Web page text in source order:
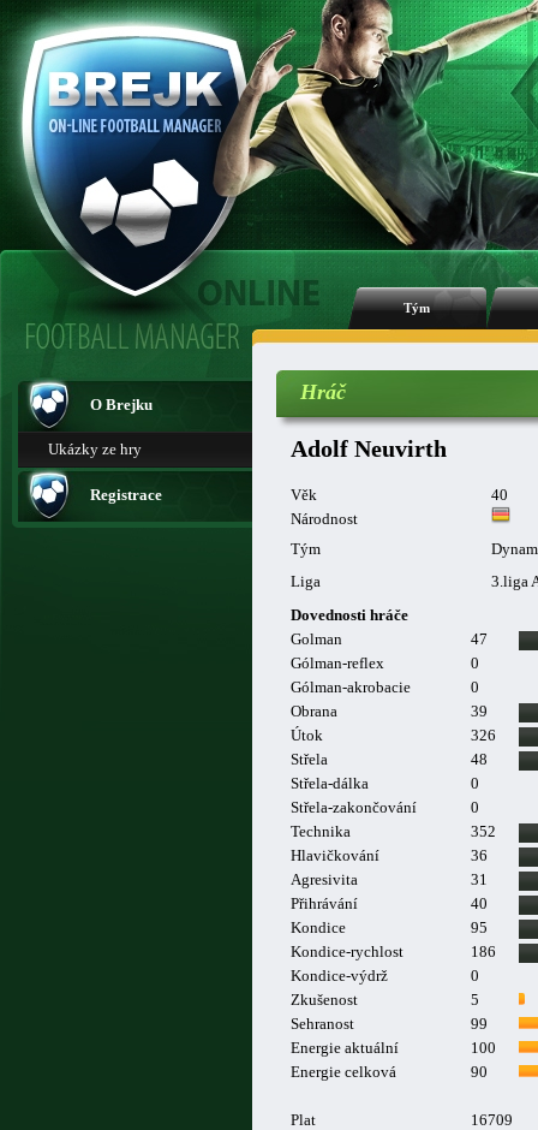
Tým
O Brejku
Ukázky ze hry
Registrace
Hráč
Adolf Neuvirth
Věk
40
Národnost
Tým
Liga
3.liga
Dovednosti hráče
Golman
47
Gólman-reflex
0
Gólman-akrobacie
0
Obrana
39
Útok
326
Střela
48
Střela-dálka
0
Střela-zakončování
0
Technika
352
Hlavičkování
36
Agresivita
31
Přihrávání
40
Kondice
95
Kondice-rychlost
186
Kondice-výdrž
0
Zkušenost
5
Sehranost
99
Energie aktuální
100
Energie celková
90
Plat
16709